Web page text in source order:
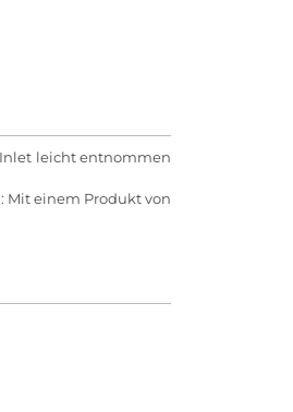
Inlet leicht entnommen
Mit einem Produkt von